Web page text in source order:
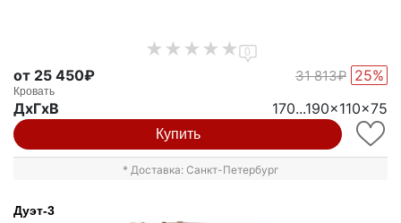
0
от 25 450₽ 31 813₽ 25%
Кровать
ДxГxВ 170...190x110x75
Купить
* Доставка: Санкт-Петербург
Дуэт-3